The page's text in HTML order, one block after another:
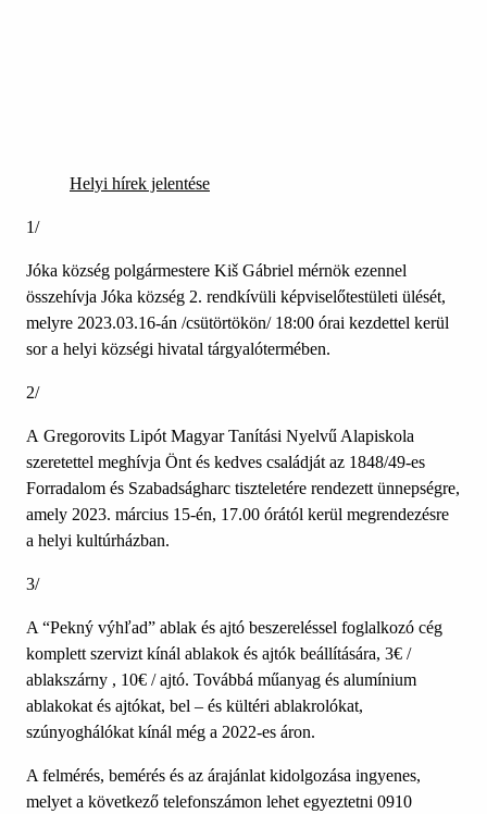
Helyi hírek jelentése
1/
Jóka község polgármestere Kiš Gábriel mérnök ezennel
összehívja Jóka község 2. rendkívüli képviselőtestületi ülését,
melyre 2023.03.16-án /csütörtökön/ 18:00 órai kezdettel kerül
sor a helyi községi hivatal tárgyalótermében.
2/
A Gregorovits Lipót Magyar Tanítási Nyelvű Alapiskola
szeretettel meghívja Önt és kedves családját az 1848/49-es
Forradalom és Szabadságharc tiszteletére rendezett ünnepségre,
amely 2023. március 15-én, 17.00 órától kerül megrendezésre
a helyi kultúrházban.
3/
A “Pekný výhľad” ablak és ajtó beszereléssel foglalkozó cég
komplett szervizt kínál ablakok és ajtók beállítására, 3€ /
ablakszárny , 10€ / ajtó. Továbbá műanyag és alumínium
ablakokat és ajtókat, bel – és kültéri ablakrolókat,
szúnyoghálókat kínál még a 2022-es áron.
A felmérés, bemérés és az árajánlat kidolgozása ingyenes,
melyet a következő telefonszámon lehet egyeztetni 0910